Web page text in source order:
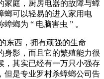
家庭，厨房电器的故障与蟑
螂可以轻易的进入家用电
螂为 “ 电脑害虫 ” 。
东西，拥有顽强的生命
身影，而且它的繁殖能力很
，其实已经有一万只小强存
但是专业罗村杀蟑螂公司告